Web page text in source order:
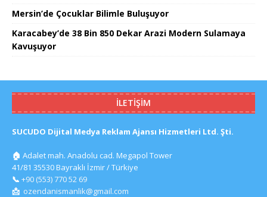
Mersin’de Çocuklar Bilimle Buluşuyor
Karacabey’de 38 Bin 850 Dekar Arazi Modern Sulamaya
Kavuşuyor
İLETIŞIM
SUCUDO Dijital Medya Reklam Ajansı Hizmetleri Ltd. Şti.
🏠 Adalet mah. Anadolu cad. Megapol Tower
41/81 35530 Bayraklı İzmir / Türkiye
📞 +90 (553) 770 52 69
📩 ozendanismanlik@gmail.com